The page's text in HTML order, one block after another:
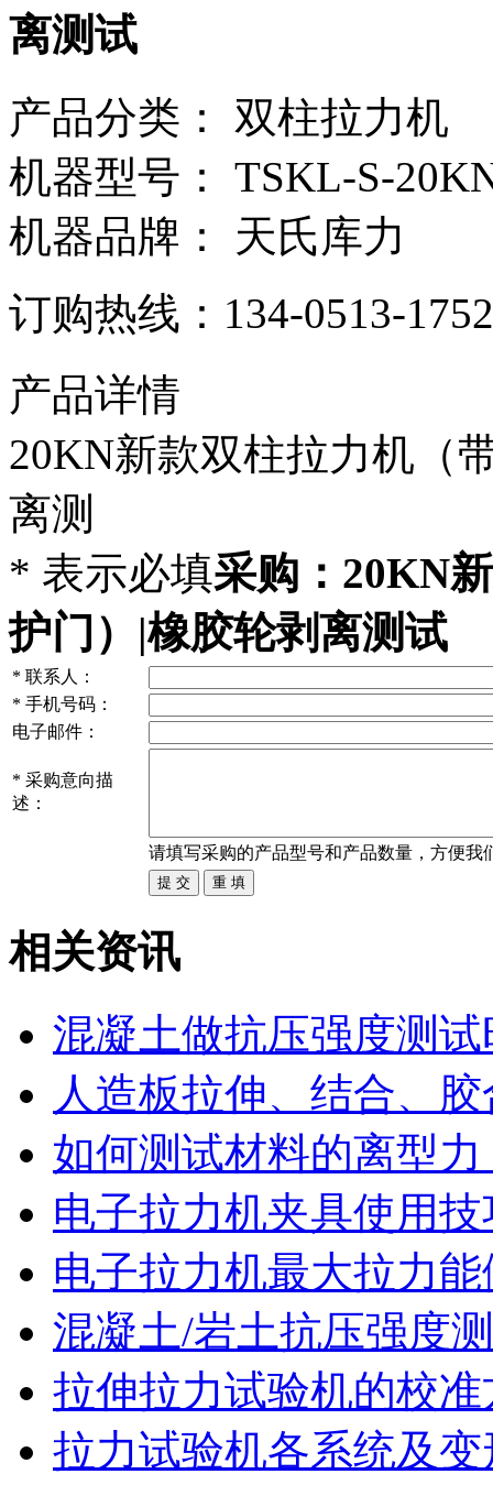
离测试
产品分类： 双柱拉力机
机器型号： TSKL-S-
机器品牌： 天氏库力
订购热线： 134-0513-1752
产品详情
20KN新款双柱拉力机（
离测
* 表示必填采购：20KN
护门）|橡胶轮剥离测试
* 联系人：
* 手机号码：
电子邮件：
* 采购意向描
述：
请填写采购的产品型号和产品数量，方便我
相关资讯
混凝土做抗压强度测
人造板拉伸、结合、
如何测试材料的离型力
电子拉力机夹具使用
电子拉力机最大拉力
混凝土/岩土抗压强度
拉伸拉力试验机的校
拉力试验机各系统及